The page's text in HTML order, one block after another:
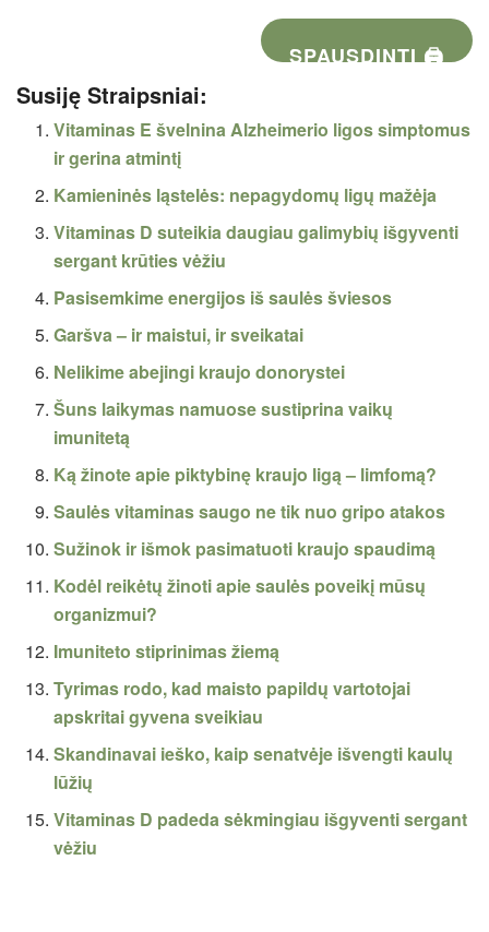
SPAUSDINTI 🖨
Susiję Straipsniai:
Vitaminas E švelnina Alzheimerio ligos simptomus
ir gerina atmintį
Kamieninės ląstelės: nepagydomų ligų mažėja
Vitaminas D suteikia daugiau galimybių išgyventi
sergant krūties vėžiu
Pasisemkime energijos iš saulės šviesos
Garšva – ir maistui, ir sveikatai
Nelikime abejingi kraujo donorystei
Šuns laikymas namuose sustiprina vaikų
imunitetą
Ką žinote apie piktybinę kraujo ligą – limfomą?
Saulės vitaminas saugo ne tik nuo gripo atakos
Sužinok ir išmok pasimatuoti kraujo spaudimą
Kodėl reikėtų žinoti apie saulės poveikį mūsų
organizmui?
Imuniteto stiprinimas žiemą
Tyrimas rodo, kad maisto papildų vartotojai
apskritai gyvena sveikiau
Skandinavai ieško, kaip senatvėje išvengti kaulų
lūžių
Vitaminas D padeda sėkmingiau išgyventi sergant
vėžiu